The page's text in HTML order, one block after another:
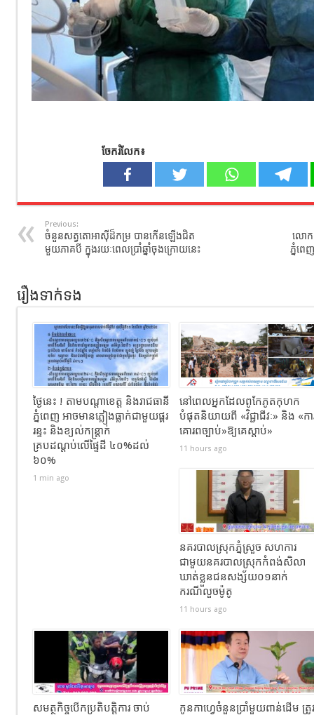
ចែករំលែក៖
Previous:
ចំនួនសត្វតោអាស៊ីដ៏កម្រ បានកើនឡើងជិត
មួយភាគបី ក្នុងរយៈពេលប្រាំឆ្នាំចុងក្រោយនេះ
លោក
ភ្នំពេ
រឿងទាក់ទង
ថ្ងៃនេះ ! តាមបណ្តាខេត្ត និងរាជធានី
ភ្នំពេញ អាចមានភ្លៀងធ្លាក់ជាមួយផ្គរ
រន្ទះ និងខ្យល់កន្ត្រាក់
គ្របដណ្តប់លើផ្ទៃដី ៤០%ដល់
៦០%
1 min ago
នៅពេលអ្នកដែលពូកែភូតកុហក
បំផុតនិយាយពី «វិជ្ជាជីវៈ» និង «កា
គោរពច្បាប់»ឱ្យគេស្តាប់»
11 hours ago
នគរបាលស្រុកភ្នំស្រួច សហការ
ជាមួយនគរបាលស្រុកកំពង់សិលា
ឃាត់ខ្លួនជនសង្ស័យ០១នាក់
ករណីលួចម៉ូតូ
11 hours ago
សមត្ថកិច្ចបើកប្រតិបត្តិការ ចាប់
កូនកាហ្វេចំនួនប្រាំមួយពាន់ដើម ត្រូ